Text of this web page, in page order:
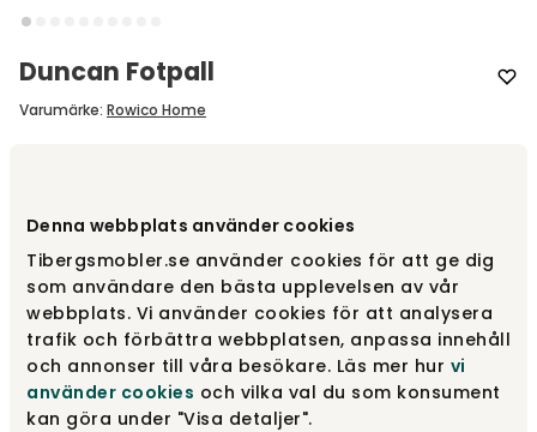
Denna webbplats använder cookies
Tibergsmobler.se använder cookies för att ge dig
som användare den bästa upplevelsen av vår
webbplats. Vi använder cookies för att analysera
trafik och förbättra webbplatsen, anpassa innehåll
och annonser till våra besökare. Läs mer hur vi
använder cookies och vilka val du som konsument
kan göra under "Visa detaljer".
Duncan Fotpall
Varumärke: Rowico Home
Fotpall fr.8 310 kr
1,5-Sits | Mittdel fr.9 045 kr